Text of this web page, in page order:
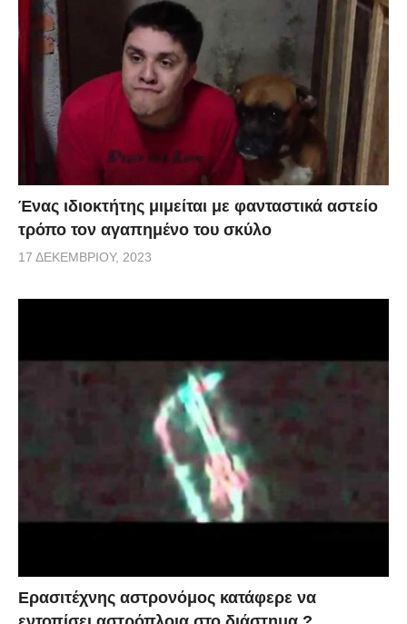
Ένας ιδιοκτήτης μιμείται με φανταστικά αστείο
τρόπο τον αγαπημένο του σκύλο
17 ΔΕΚΕΜΒΡΊΟΥ, 2023
Ερασιτέχνης αστρονόμος κατάφερε να